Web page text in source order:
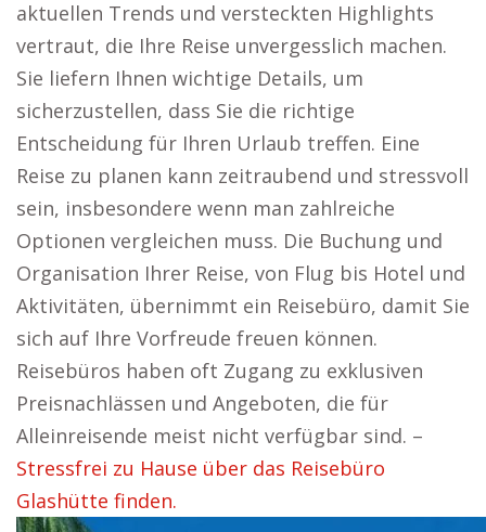
aktuellen Trends und versteckten Highlights
vertraut, die Ihre Reise unvergesslich machen.
Sie liefern Ihnen wichtige Details, um
sicherzustellen, dass Sie die richtige
Entscheidung für Ihren Urlaub treffen. Eine
Reise zu planen kann zeitraubend und stressvoll
sein, insbesondere wenn man zahlreiche
Optionen vergleichen muss. Die Buchung und
Organisation Ihrer Reise, von Flug bis Hotel und
Aktivitäten, übernimmt ein Reisebüro, damit Sie
sich auf Ihre Vorfreude freuen können.
Reisebüros haben oft Zugang zu exklusiven
Preisnachlässen und Angeboten, die für
Alleinreisende meist nicht verfügbar sind. –
Stressfrei zu Hause über das Reisebüro
Glashütte finden.